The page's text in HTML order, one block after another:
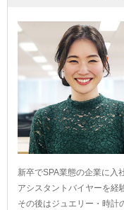
新卒でSPA業態の企業に入
アシスタントバイヤーを経
その後はジュエリー・時計